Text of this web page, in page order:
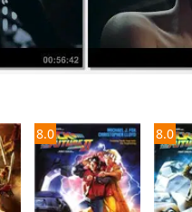
8.0 8.0